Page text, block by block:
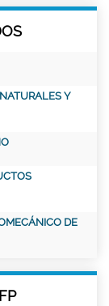
Y
DE